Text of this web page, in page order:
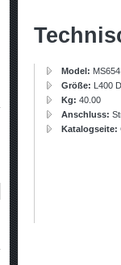
Model:
Größe: L400
Kg: 40.00
Anschluss:
Katalogseite: